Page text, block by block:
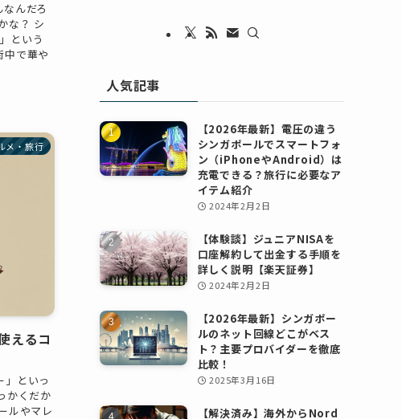
んだろ
な？ シ
という
中で華や
メ・旅行
えるコ
」といっ
かくだか
ルやマレ
人気記事
【2026年最新】電圧の違う
シンガポールでスマートフォ
ン（iPhoneやAndroid）は
充電できる？旅行に必要なア
イテム紹介
2024年2月2日
【体験談】ジュニアNISAを
口座解約して出金する手順を
詳しく説明【楽天証券】
2024年2月2日
【2026年最新】シンガポー
ルのネット回線どこがベス
ト？主要プロバイダーを徹底
比較！
2025年3月16日
【解決済み】海外からNord